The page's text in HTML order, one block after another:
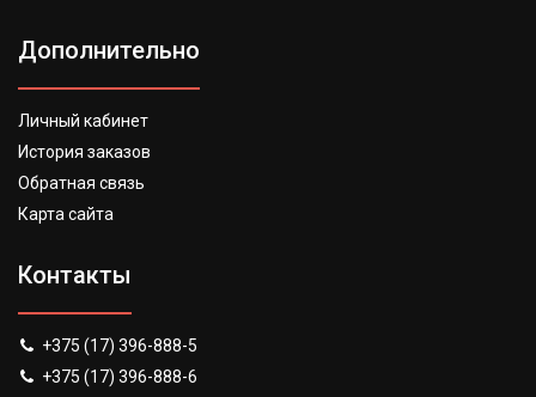
Дополнительно
Личный кабинет
История заказов
Обратная связь
Карта сайта
Контакты
+375 (17) 396-888-5
+375 (17) 396-888-6